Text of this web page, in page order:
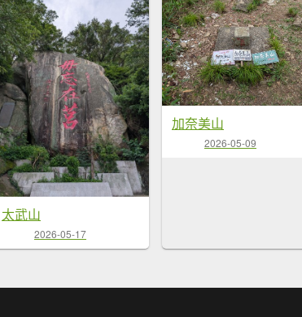
太武山
2026-05-17
加奈美山
2026-05-09